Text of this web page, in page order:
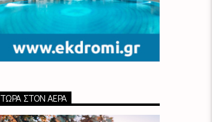
ΤΏΡΑ ΣΤΟΝ ΑΈΡΑ